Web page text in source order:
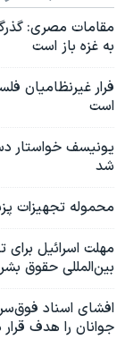
مقامات مصری:
به غزه باز است
فرار غیرنظامیان
است
یونیسف خواستار
شد
محموله تجهیزات
مهلت اسرائیل
بین‌المللی حقوق
افشای اسناد
جوانان را هدف